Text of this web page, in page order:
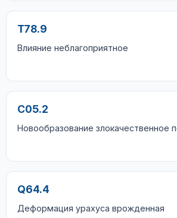
T78.9
Влияние неблагоприятное
C05.2
Новообразование злокачественное
Q64.4
Деформация урахуса врожденная